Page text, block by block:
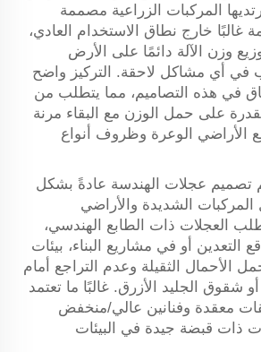
المركبات الزراعية مصممة
خارج نطاق الاستخدام العادي،
وزن الآلة دائمًا على الأرض
في أي مشاكل لاحقة. التركيز واضح
في هذه التصاميم، مما يتطلب من
على حمل الوزن مع البقاء مرنة
الأراضي الوعرة وظروف أنواع
تصميم عجلات الهندسة عادةً بشكل
الشديدة والأراضي
العجلات ذات الطابع الهندسي،
أو في مشاريع البناء، بيئات
الأحمال الثقيلة وعدم التراجع أمام
شقوق الجليد الأزرق. غالبًا ما تعتمد
معقدة وفنانين عالي/منخفض
ذات قبضة جيدة في البيئات